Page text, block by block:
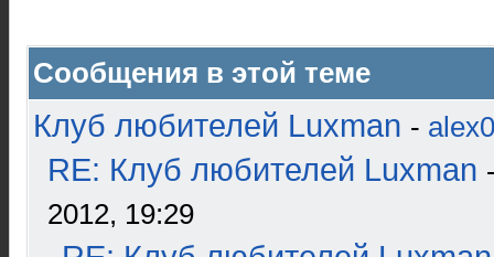
Сообщения в этой теме
Клуб любителей Luxman -
RE: Клуб любителей Luxman
2012, 19:29